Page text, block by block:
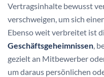
Vertragsinhalte bewusst
verschweigen, um sich
Ebenso weit verbreitet ist
Geschäftsgeheimnissen ,
gezielt an Mitbewerber
um daraus persönlichen